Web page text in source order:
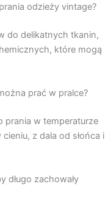
odzieży vintage?
do delikatnych tkanin,
które mogą
prać w pralce?
prania w temperaturze
z dala od słońca i
długo zachowały